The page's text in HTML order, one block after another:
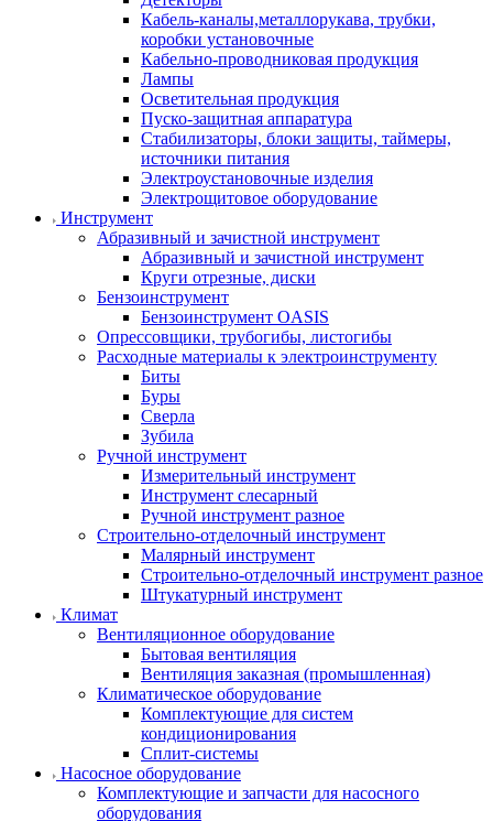
Кабель-каналы,металлорукава, трубки,
коробки установочные
Кабельно-проводниковая продукция
Лампы
Осветительная продукция
Пуско-защитная аппаратура
Стабилизаторы, блоки защиты, таймеры,
источники питания
Электроустановочные изделия
Электрощитовое оборудование
Инструмент
Абразивный и зачистной инструмент
Абразивный и зачистной инструмент
Круги отрезные, диски
Бензоинструмент
Бензоинструмент OASIS
Опрессовщики, трубогибы, листогибы
Расходные материалы к электроинструменту
Биты
Буры
Сверла
Зубила
Ручной инструмент
Измерительный инструмент
Инструмент слесарный
Ручной инструмент разное
Строительно-отделочный инструмент
Малярный инструмент
Строительно-отделочный инструмент разное
Штукатурный инструмент
Климат
Вентиляционное оборудование
Бытовая вентиляция
Вентиляция заказная (промышленная)
Климатическое оборудование
Комплектующие для систем
кондиционирования
Сплит-системы
Насосное оборудование
Комплектующие и запчасти для насосного
оборудования